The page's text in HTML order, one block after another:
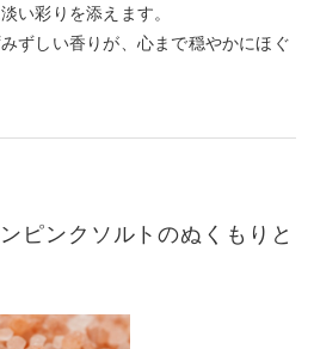
い彩りを添えます。
ずしい香りが、心まで穏やかにほぐ
ピンクソルトのぬくもりと